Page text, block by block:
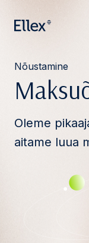
Nõustamine
Oleme
aitame luua